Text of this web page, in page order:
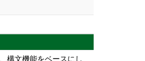
構文機能をベースにし